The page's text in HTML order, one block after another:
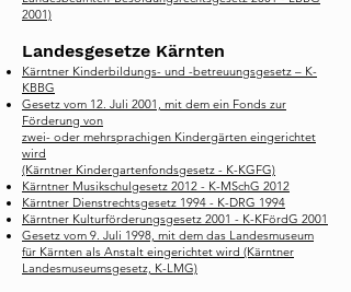
2001)
Landesgesetze Kärnten
Kärntner Kinderbildungs- und -betreuungsgesetz – K-
KBBG
Gesetz vom 12. Juli 2001, mit dem ein Fonds zur
Förderung von
zwei- oder mehrsprachigen Kindergärten eingerichtet
wird
(Kärntner Kindergartenfondsgesetz - K-KGFG)
Kärntner Musikschulgesetz 2012 - K-MSchG 2012
Kärntner Dienstrechtsgesetz 1994 - K-DRG 1994
Kärntner Kulturförderungsgesetz 2001 - K-KFördG 2001
Gesetz vom 9. Juli 1998, mit dem das Landesmuseum
für Kärnten als Anstalt eingerichtet wird (Kärntner
Landesmuseumsgesetz, K-LMG)